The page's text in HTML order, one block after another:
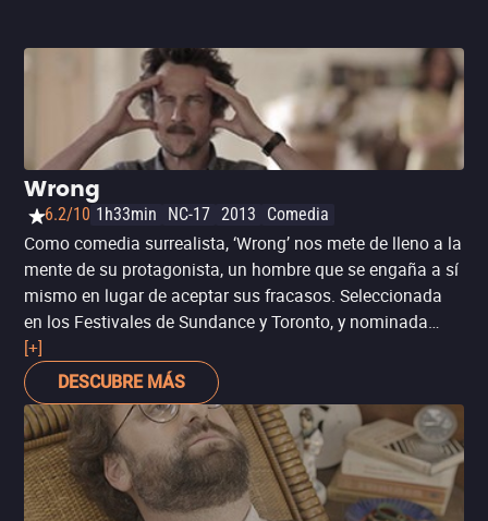
Wrong
6.2/10 1h33min NC-17 2013 Comedia
Como comedia surrealista, ‘Wrong’ nos mete de lleno a la
mente de su protagonista, un hombre que se engaña a sí
mismo en lugar de aceptar sus fracasos. Seleccionada
en los Festivales de Sundance y Toronto, y nominada
como mejor película en el de Sitges, esta película está
llena de fascinantes imágenes oníricas e inquietantes.
[+]
DESCUBRE MÁS